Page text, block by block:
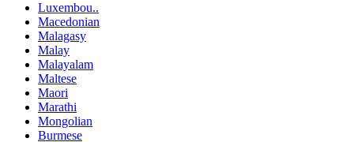
Luxembou..
Macedonian
Malagasy
Malay
Malayalam
Maltese
Maori
Marathi
Mongolian
Burmese